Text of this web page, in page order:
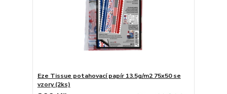
Eze Tissue potahovací papír 13.5g/m2 75x50 se
vzory (2ks)